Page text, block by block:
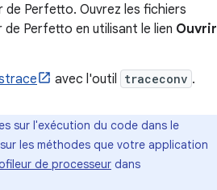
Perfetto. Ouvrez les fichiers
Perfetto en utilisant le lien Ouvrir
avec l'outil traceconv .
sur l'exécution du code dans le
les méthodes que votre application
de processeur dans